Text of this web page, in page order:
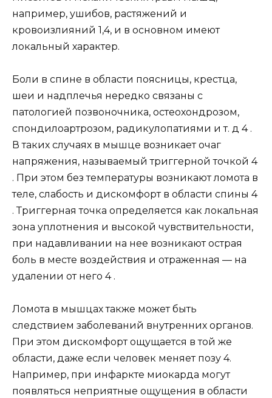
например, ушибов, растяжений и
кровоизлияний 1,4, и в основном имеют
локальный характер.
Боли в спине в области поясницы, крестца,
шеи и надплечья нередко связаны с
патологией позвоночника, остеохондрозом,
спондилоартрозом, радикулопатиями и т. д 4 .
В таких случаях в мышце возникает очаг
напряжения, называемый триггерной точкой 4
. При этом без температуры возникают ломота в
теле, слабость и дискомфорт в области спины 4
. Триггерная точка определяется как локальная
зона уплотнения и высокой чувствительности,
при надавливании на нее возникают острая
боль в месте воздействия и отраженная — на
удалении от него 4 .
Ломота в мышцах также может быть
следствием заболеваний внутренних органов.
При этом дискомфорт ощущается в той же
области, даже если человек меняет позу 4.
Например, при инфаркте миокарда могут
появляться неприятные ощущения в области